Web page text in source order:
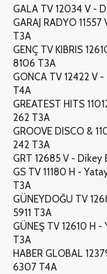
GALA TV 12034 V -
GARAJ RADYO
T3A
GENÇ TV KIBRIS
8106 T3A
GONCA TV 12422 V
T4A
GREATEST HITS
262 T3A
GROOVE DISCO &
242 T3A
GRT 12685 V -
GS TV 11180 H -
T3A
GÜNEYDOĞU TV
5911 T3A
GÜNEŞ TV 12610 H
T3A
HABER GLOBAL
6307 T4A